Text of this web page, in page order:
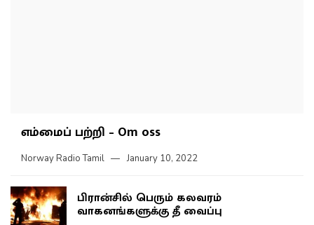
எம்மைப் பற்றி – Om oss
Norway Radio Tamil January 10, 2022
பிரான்சில் பெரும் கலவரம்
வாகனங்களுக்கு தீ வைப்பு